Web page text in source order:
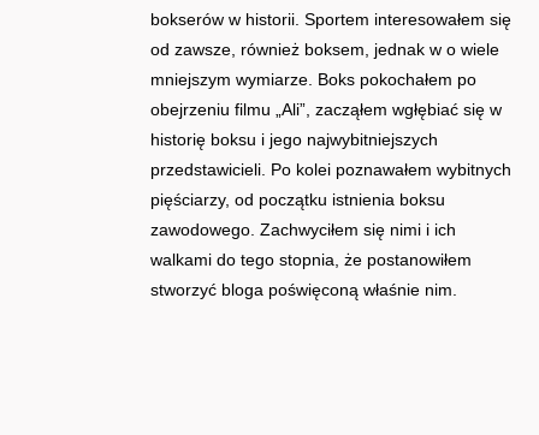
bokserów w historii. Sportem interesowałem się
od zawsze, również boksem, jednak w o wiele
mniejszym wymiarze. Boks pokochałem po
obejrzeniu filmu „Ali”, zacząłem wgłębiać się w
historię boksu i jego najwybitniejszych
przedstawicieli. Po kolei poznawałem wybitnych
pięściarzy, od początku istnienia boksu
zawodowego. Zachwyciłem się nimi i ich
walkami do tego stopnia, że postanowiłem
stworzyć bloga poświęconą właśnie nim.